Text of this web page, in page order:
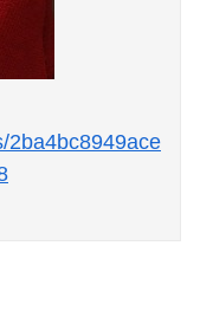
2ba4bc8949ace